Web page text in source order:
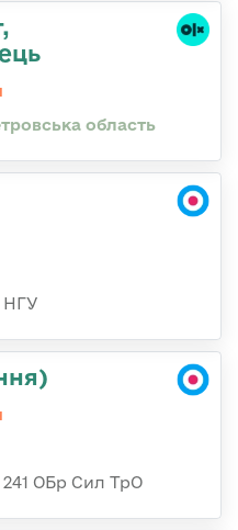
область
НГУ
ОБр Сил ТрО